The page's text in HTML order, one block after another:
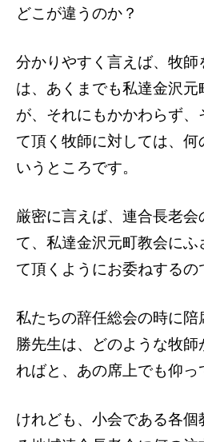
どこが違うのか？
分かりやすく言えば、牧
は、あくまでも私達金沢
が、それにもかかわらず
て頂く牧師に対しては、何
いうところです。
厳密に言えば、連合長老会
て、私達金沢元町教会にふ
て頂くようにお委ねするの
私たちの辞任総会の時に陪
勝先生は、どのような牧
ればと、あの席上でも仰っ
けれども、小会である各